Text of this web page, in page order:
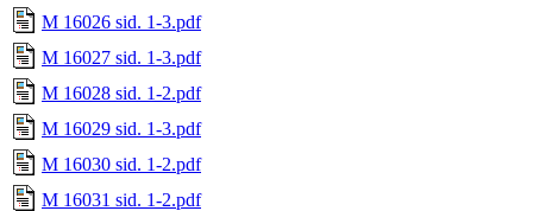
M 16026 sid. 1-3.pdf
M 16027 sid. 1-3.pdf
M 16028 sid. 1-2.pdf
M 16029 sid. 1-3.pdf
M 16030 sid. 1-2.pdf
M 16031 sid. 1-2.pdf